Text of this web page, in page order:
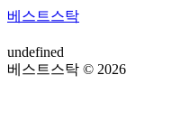
베스트스탁
undefined
베스트스탁 © 2026